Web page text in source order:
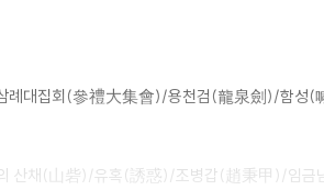
대집회(參禮大集會)/용천검(龍泉劍)/함성
채(山砦)/유혹(誘惑)/조병갑(趙秉甲)/임금